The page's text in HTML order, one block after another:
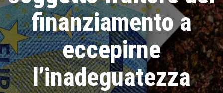
finanziamento a
eccepirne
l’inadeguatezza